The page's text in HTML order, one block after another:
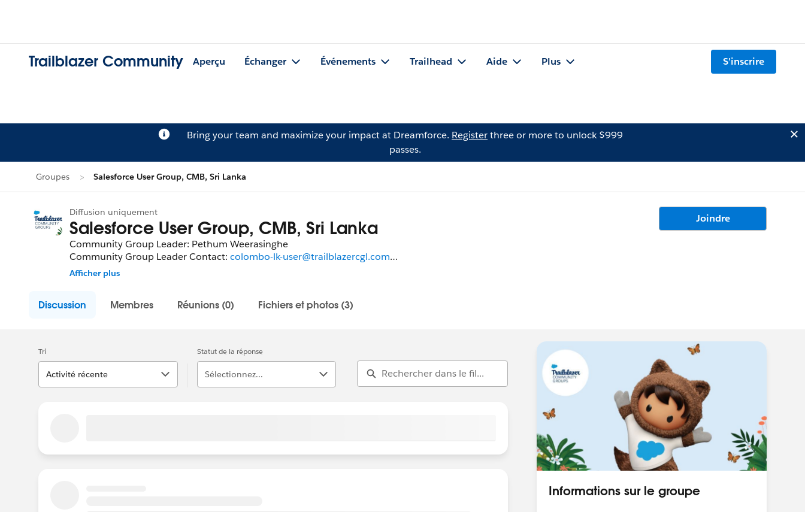
Trailblazer Community Aperçu Échanger Événements Trailhead Aide Plus S'inscrire
Bring your team and maximize your impact at Dreamforce. Registerthree or more to unlock $999
passes.
Groupes Salesforce User Group, CMB, Sri Lanka
Diffusion uniquement
Salesforce User Group, CMB, Sri Lanka
Community Group Leader: Pethum Weerasinghe
Community Group Leader Contact: colombo-lk-user@trailblazercgl.com
Register for Meetings/Events here:
colombo-sri-lanka
Afficher plus
Joindre
Discussion Membres Réunions (0) Fichiers et photos (3)
Tri
Activité récente
Statut de la réponse
Sélectionnez...
Informations sur le groupe